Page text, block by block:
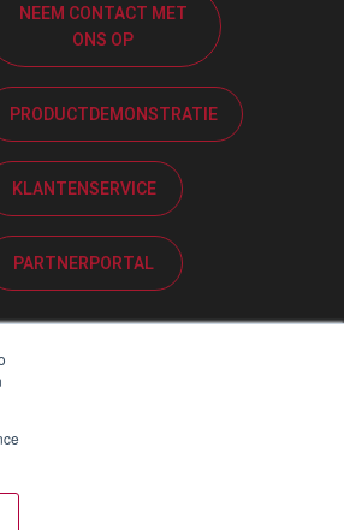
NEEM CONTACT MET
ONS OP
PRODUCTDEMONSTRATIE
KLANTENSERVICE
PARTNERPORTAL